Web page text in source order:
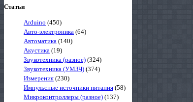
Статьи
Arduino (450)
Авто-электроника (64)
Автоматика (140)
Акустика (19)
Звукотехника (разное) (324)
Звукотехника (УМЗЧ) (374)
Измерения (230)
Импульсные источники питания (58)
Микроконтроллеры (разное) (137)